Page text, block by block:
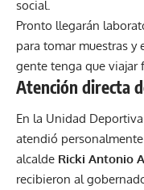
social.
Pronto llegarán
para tomar muestras y
gente tenga que viajar
Atención directa
En la Unidad
atendió
alcalde Ricki Antonio
recibieron al